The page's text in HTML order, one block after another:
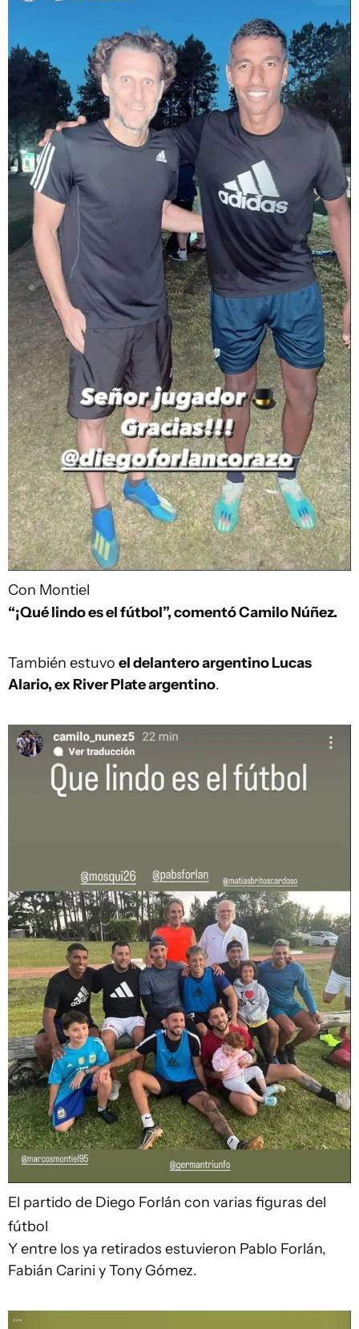
Con Montiel
“¡Qué lindo es el fútbol”, comentó Camilo Núñez.
También estuvo el delantero argentino Lucas
Alario, ex River Plate argentino.
El partido de Diego Forlán con varias figuras del
fútbol
Y entre los ya retirados estuvieron Pablo Forlán,
Fabián Carini y Tony Gómez.